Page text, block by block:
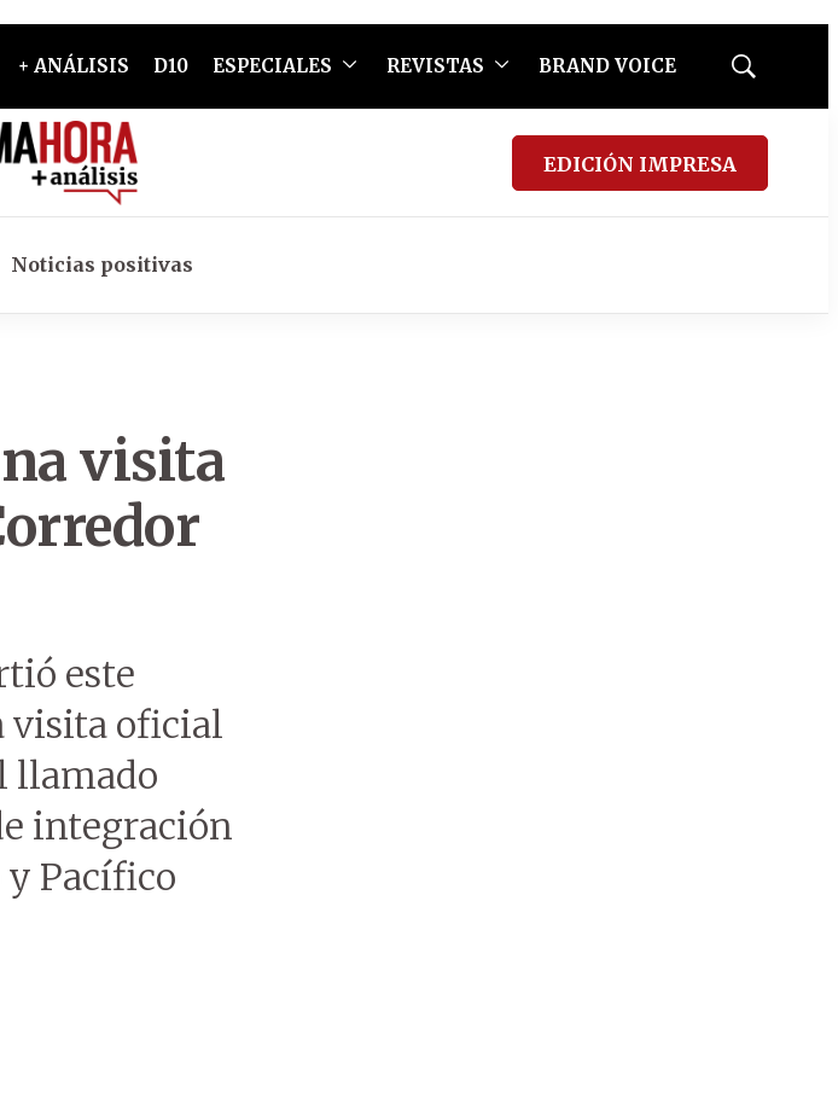
+ ANÁLISIS D10 ESPECIALES REVISTAS BRAND VOICE
Mostrar
EDICIÓN IMPRESA
Noticias positivas
visita
este
visita oficial
llamado
integración
y Pacífico